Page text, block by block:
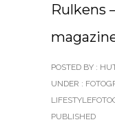
Rulkens
POSTED BY :
UNDER :
PUBLISHED